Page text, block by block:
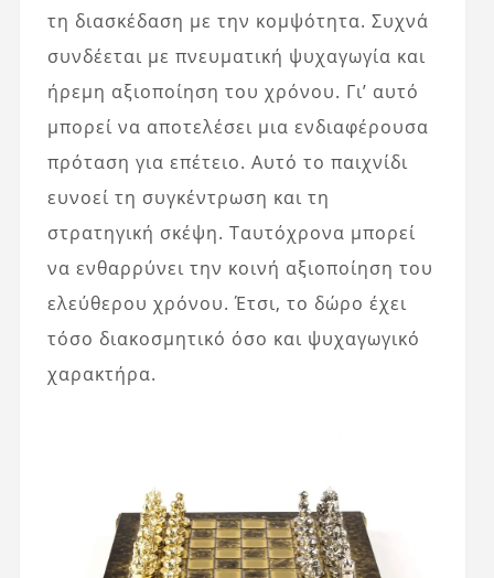
τη διασκέδαση με την κομψότητα. Συχνά
συνδέεται με πνευματική ψυχαγωγία και
ήρεμη αξιοποίηση του χρόνου. Γι’ αυτό
μπορεί να αποτελέσει μια ενδιαφέρουσα
πρόταση για επέτειο. Αυτό το παιχνίδι
ευνοεί τη συγκέντρωση και τη
στρατηγική σκέψη. Ταυτόχρονα μπορεί
να ενθαρρύνει την κοινή αξιοποίηση του
ελεύθερου χρόνου. Έτσι, το δώρο έχει
τόσο διακοσμητικό όσο και ψυχαγωγικό
χαρακτήρα.